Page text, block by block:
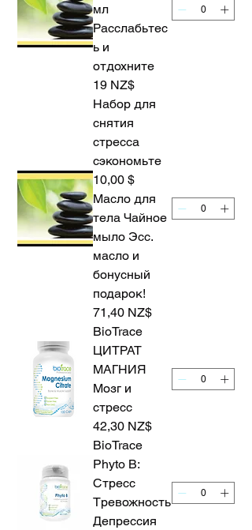
мл
Расслабьтес
ь и
отдохните
19 NZ$
Набор для
снятия
стресса
сэкономьте
10,00 $
Масло для
тела Чайное
мыло Эсс.
масло и
бонусный
подарок!
71,40 NZ$
BioTrace
ЦИТРАТ
МАГНИЯ
Мозг и
стресс
42,30 NZ$
BioTrace
Phyto B:
Стресс
Тревожность
Депрессия